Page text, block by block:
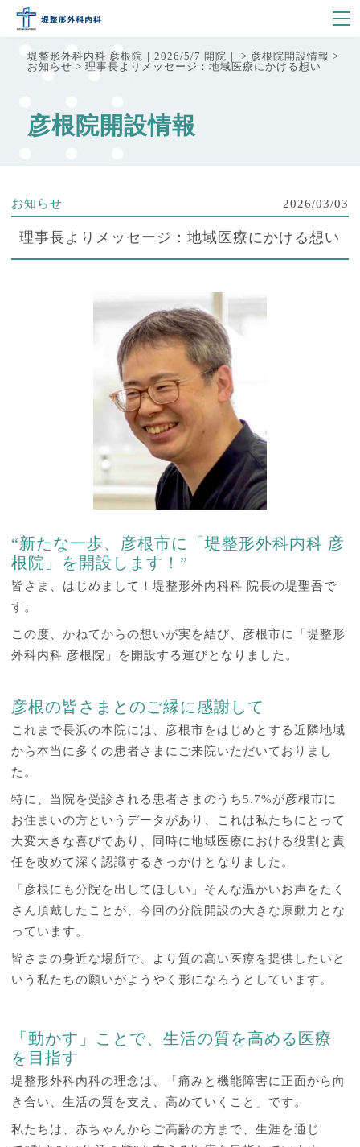
堤整形外科内科 彦根院｜2026/5/7 開院｜ > 彦根院開設情報 >
お知らせ >理事長よりメッセージ：地域医療にかける想い
彦根院開設情報
お知らせ 2026/03/03
理事長よりメッセージ：地域医療にかける想い
“新たな一歩、彦根市に「堤整形外科内科 彦
根院」を開設します！”
皆さま、はじめまして！堤整形外内科科 院長の堤聖吾で
す。
この度、かねてからの想いが実を結び、彦根市に「堤整形
外科内科 彦根院」を開設する運びとなりました。
彦根の皆さまとのご縁に感謝して
これまで長浜の本院には、彦根市をはじめとする近隣地域
から本当に多くの患者さまにご来院いただいておりまし
た。
特に、当院を受診される患者さまのうち5.7%が彦根市に
お住まいの方というデータがあり、これは私たちにとって
大変大きな喜びであり、同時に地域医療における役割と責
任を改めて深く認識するきっかけとなりました。
「彦根にも分院を出してほしい」そんな温かいお声をたく
さん頂戴したことが、今回の分院開設の大きな原動力とな
っています。
皆さまの身近な場所で、より質の高い医療を提供したいと
いう私たちの願いがようやく形になろうとしています。
「動かす」ことで、生活の質を高める医療
を目指す
堤整形外科内科の理念は、「痛みと機能障害に正面から向
き合い、生活の質を支え、高めていくこと」です。
私たちは、赤ちゃんからご高齢の方まで、生涯を通じ